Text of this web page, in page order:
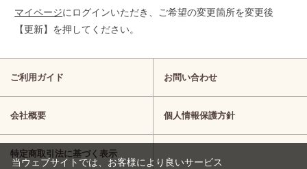
マイページにログインいただき、ご希望の変更箇所を変更後
【更新】を押してください。
ご利用ガイド お問い合わせ
会社概要 個人情報保護方針
特定商取引法に基づく表示
当ウェブサイトでは、お客様により良いサービス